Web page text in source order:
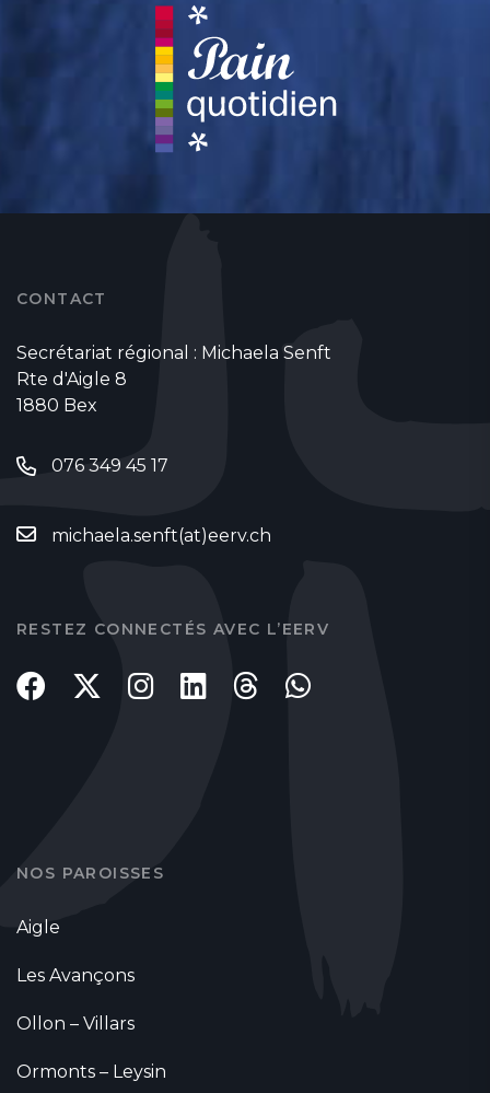
CONTACT
Secrétariat régional : Michaela Senft
Rte d'Aigle 8
1880 Bex
076 349 45 17
michaela.senft(at)eerv.ch
RESTEZ CONNECTÉS AVEC L’EERV
NOS PAROISSES
Aigle
Les Avançons
Ollon – Villars
Ormonts – Leysin